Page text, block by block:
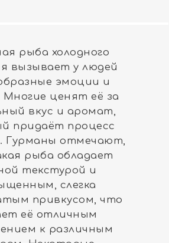
рыба холодного
вызывает у людей
эмоции и
Многие ценят её за
вкус и аромат,
придаёт процесс
Гурманы отмечают,
рыба обладает
текстурой и
слегка
привкусом, что
её отличным
к различным